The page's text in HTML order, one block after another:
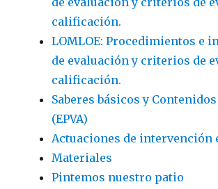
calificación.
LOMLOE: Procedimientos e
de evaluación y criterios de
calificación.
Saberes básicos y
(EPVA)
Actuaciones de intervención
Materiales
Pintemos nuestro patio